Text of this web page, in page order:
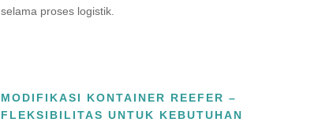
selama proses logistik.
MODIFIKASI KONTAINER REEFER –
FLEKSIBILITAS UNTUK KEBUTUHAN